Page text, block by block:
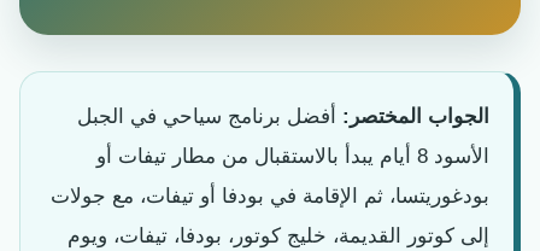
الجواب المختصر: أفضل برنامج سياحي في الجبل
الأسود 8 أيام يبدأ بالاستقبال من مطار تيفات أو
بودغوريتسا، ثم الإقامة في بودفا أو تيفات، مع جولات
إلى كوتور القديمة، خليج كوتور، بودفا، تيفات، ويوم